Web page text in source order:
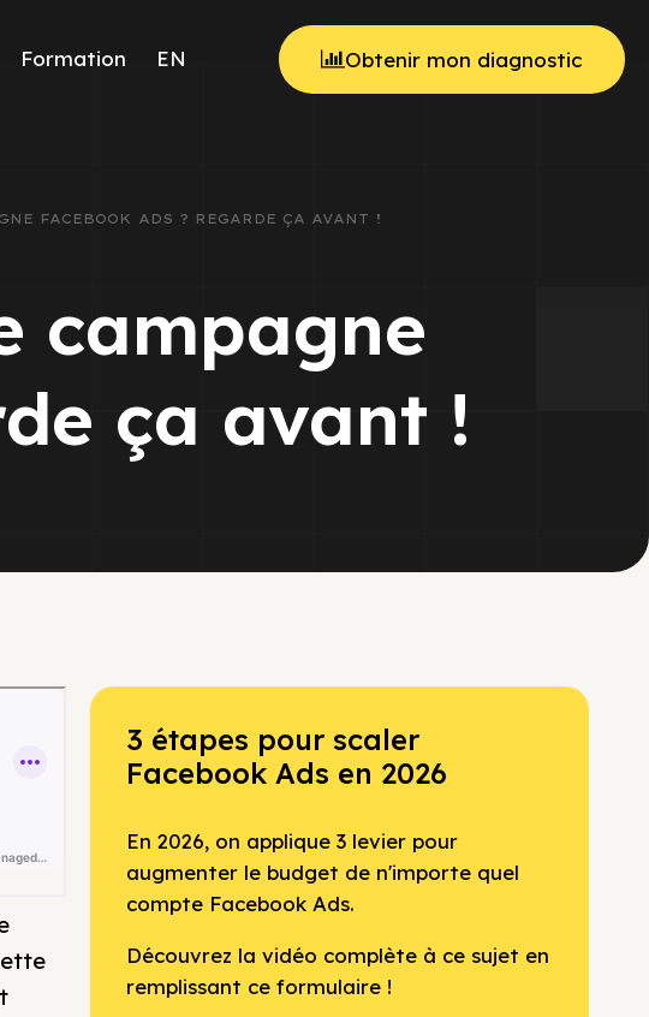
Formation EN Obtenir mon diagnostic
FACEBOOK ADS ? REGARDE ÇA AVANT !
campagne
ça avant !
3 étapes pour scaler
Facebook Ads en 2026
En 2026, on applique 3 levier pour
augmenter le budget de n'importe quel
compte Facebook Ads.
Découvrez la vidéo complète à ce sujet en
remplissant ce formulaire !